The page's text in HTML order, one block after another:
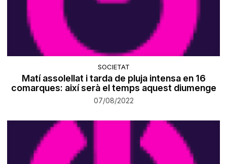
SOCIETAT
Matí assolellat i tarda de pluja intensa en 16
comarques: així serà el temps aquest diumenge
07/08/2022